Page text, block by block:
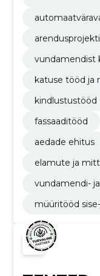
vundamendist
katuse tööd ja
kindlustustööd
fassaaditööd
aedade ehitus
elamute ja
vundamendi-
müüritööd